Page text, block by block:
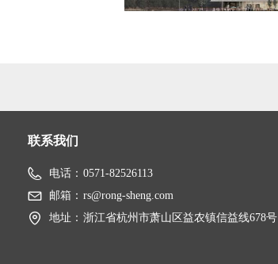
电话： 0571-82526113
邮箱： rs@rong-sheng.com
地址： 浙江省杭州市萧山区益农镇信益线678号
联系我们